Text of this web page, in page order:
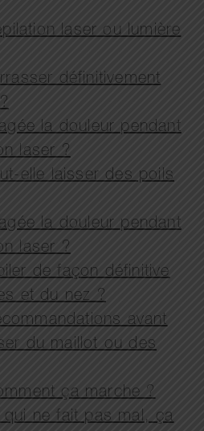
laser ou lumière
définitivement
la douleur pendant
laser ?
elle laisser des poils
la douleur pendant
laser ?
de façon définitive
et du nez ?
avant
du maillot ou des
ça marche ?
qui ne fait pas mal, ça